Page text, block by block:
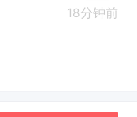
18分钟前